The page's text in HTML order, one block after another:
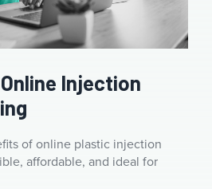
Injection
of online plastic injection
affordable, and ideal for